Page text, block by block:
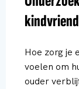
Hoe zorg je
voelen om
ouder